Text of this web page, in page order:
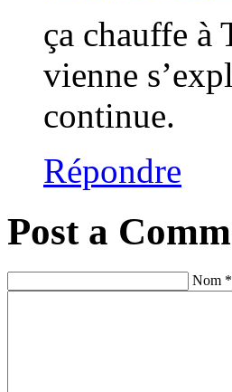
ça chauffe
vienne
continue.
Répondre
Post a
Nom *